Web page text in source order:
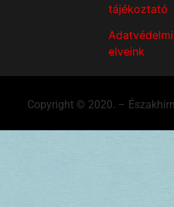
tájékoztató
Adatvédelmi
elveink
Copyright © 2020. –